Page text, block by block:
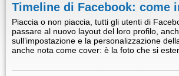
Timeline di Facebook: come
Piaccia o non piaccia, tutti gli utenti di
passare al nuovo layout del loro profilo,
sull’impostazione e la personalizzazione
anche nota come cover: è la foto che si